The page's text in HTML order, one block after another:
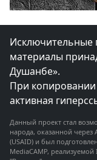
Исключительные
материалы
Душанбе».
При
активная
Данный проект стал
народа, оказанной
(USAID) и был
MediaCAMP,